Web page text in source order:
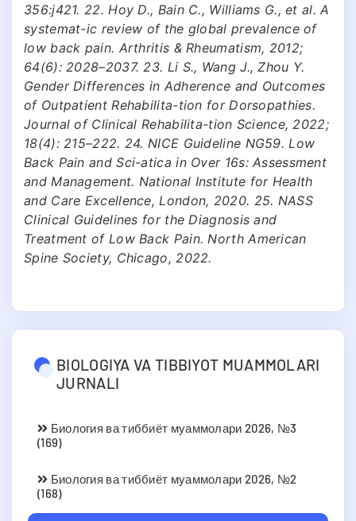
356:j421. 22. Hoy D., Bain C., Williams G., et al. A
systemat-ic review of the global prevalence of
low back pain. Arthritis & Rheumatism, 2012;
64(6): 2028–2037. 23. Li S., Wang J., Zhou Y.
Gender Differences in Adherence and Outcomes
of Outpatient Rehabilita-tion for Dorsopathies.
Journal of Clinical Rehabilita-tion Science, 2022;
18(4): 215–222. 24. NICE Guideline NG59. Low
Back Pain and Sci-atica in Over 16s: Assessment
and Management. National Institute for Health
and Care Excellence, London, 2020. 25. NASS
Clinical Guidelines for the Diagnosis and
Treatment of Low Back Pain. North American
Spine Society, Chicago, 2022.
BIOLOGIYA VA TIBBIYOT MUAMMOLARI
JURNALI
Биология ва тиббиёт муаммолари 2026, №3
(169)
Биология ва тиббиёт муаммолари 2026, №2
(168)